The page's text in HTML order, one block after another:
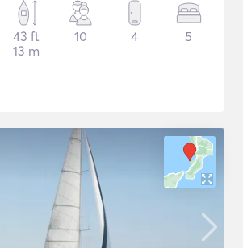
43 ft
13 m
10 4 5